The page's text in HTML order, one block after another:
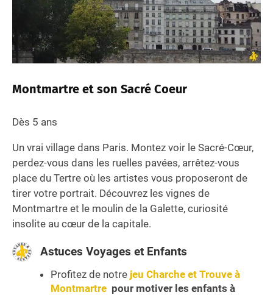
Montmartre et son Sacré Coeur
Dès 5 ans
Un vrai village dans Paris. Montez voir le Sacré-Cœur,
perdez-vous dans les ruelles pavées, arrêtez-vous
place du Tertre où les artistes vous proposeront de
tirer votre portrait. Découvrez les vignes de
Montmartre et le moulin de la Galette, curiosité
insolite au cœur de la capitale.
Astuces Voyages et Enfants
Profitez de notre jeu Charche et Trouve à
Montmartre pour motiver les enfants à